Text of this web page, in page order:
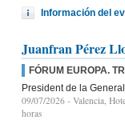
Información del
Juanfran Pérez
FÓRUM EUROPA.
President de la
09/07/2026 - Valencia,
horas